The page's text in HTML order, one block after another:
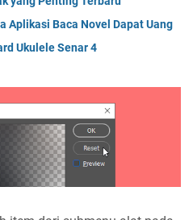
Aplikasi Baca Novel Dapat Uang
Ukulele Senar 4